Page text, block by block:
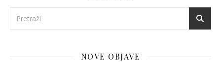
NOVE OBJAVE